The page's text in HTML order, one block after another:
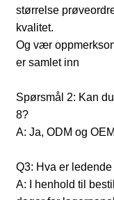
størrelse
kvalitet.
Og vær
er samlet inn
Spørsmål 2: Kan
8?
A: Ja, ODM og
Q3: Hva er ledende
A: I henhold til